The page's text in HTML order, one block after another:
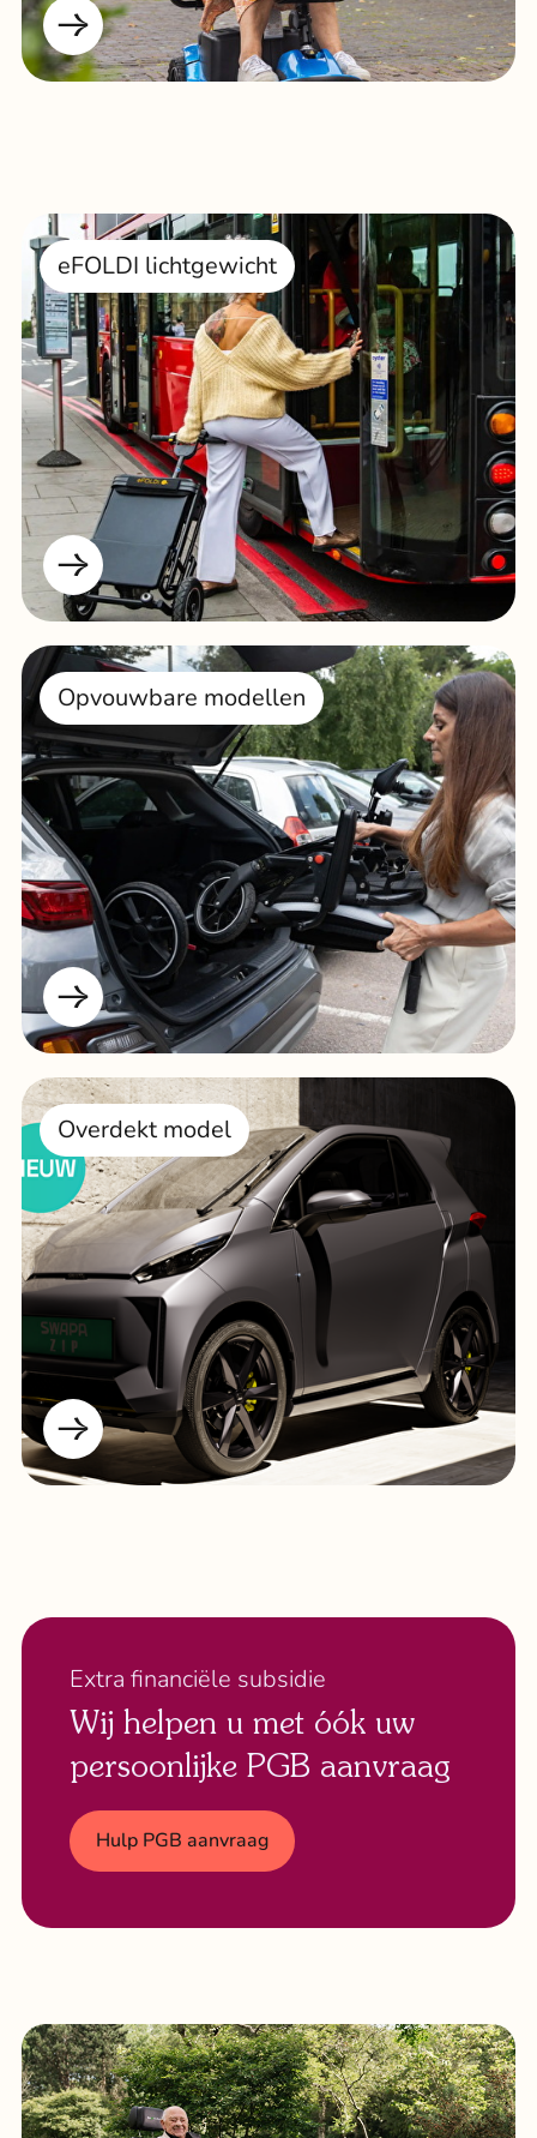
eFOLDI lichtgewicht
Opvouwbare modellen
Overdekt model
Extra financiële subsidie
Wij helpen u met óók uw
persoonlijke PGB aanvraag
Hulp PGB aanvraag